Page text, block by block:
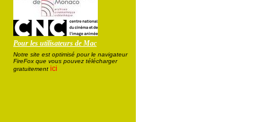
Pour les utilisateurs de Mac
Notre site est optimisé pour le navigateur
FireFox que vous pouvez télécharger
gratuitement ici